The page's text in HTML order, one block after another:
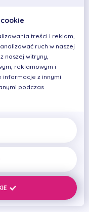
ulga, jaką
wróci do dawnej
z ust aparatu.
mycia własnych
wypłukaniu
W czasie gdy
ustną, należy
treści i reklam,
ruch w naszej
naszej witryny,
reklamowym i
informacje z innymi
podczas